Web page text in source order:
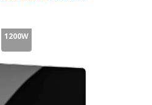
1200W